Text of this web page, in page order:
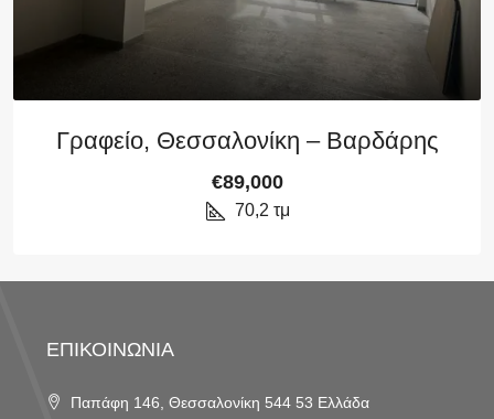
Γραφείο, Θεσσαλονίκη – Βαρδάρης
€89,000
70,2 τμ
ΕΠΙΚΟΙΝΩΝΙΑ
Παπάφη 146, Θεσσαλονίκη 544 53 Ελλάδα